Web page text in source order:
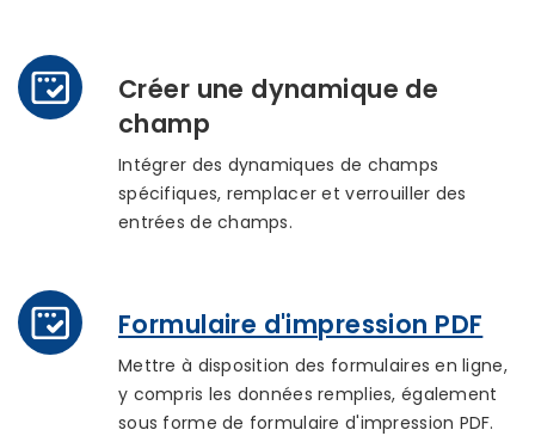
Créer une dynamique de
champ
Intégrer des dynamiques de champs
spécifiques, remplacer et verrouiller des
entrées de champs.
Formulaire d'impression PDF
Mettre à disposition des formulaires en ligne,
y compris les données remplies, également
sous forme de formulaire d'impression PDF.